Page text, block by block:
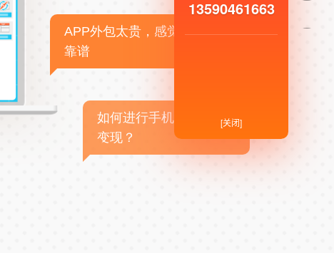
APP外包太贵，感觉不
靠谱
如何进行手机APP商业
变现？
13590461663
[关闭]